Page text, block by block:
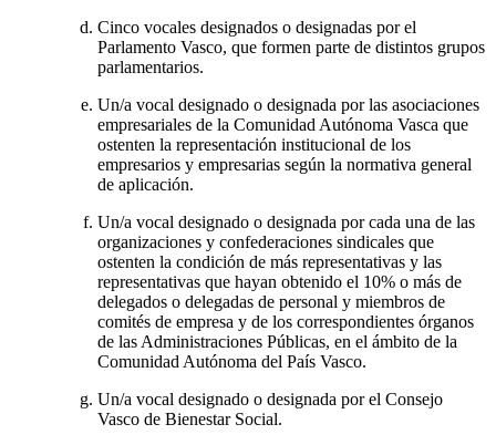
Cinco vocales designados o designadas por el
Parlamento Vasco, que formen parte de distintos grupos
parlamentarios.
Un/a vocal designado o designada por las asociaciones
empresariales de la Comunidad Autónoma Vasca que
ostenten la representación institucional de los
empresarios y empresarias según la normativa general
de aplicación.
Un/a vocal designado o designada por cada una de las
organizaciones y confederaciones sindicales que
ostenten la condición de más representativas y las
representativas que hayan obtenido el 10% o más de
delegados o delegadas de personal y miembros de
comités de empresa y de los correspondientes órganos
de las Administraciones Públicas, en el ámbito de la
Comunidad Autónoma del País Vasco.
Un/a vocal designado o designada por el Consejo
Vasco de Bienestar Social.